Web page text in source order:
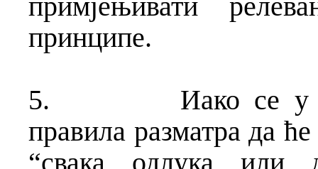
принципе.
5.
Иако се
правила разматра да
“свака одлука или